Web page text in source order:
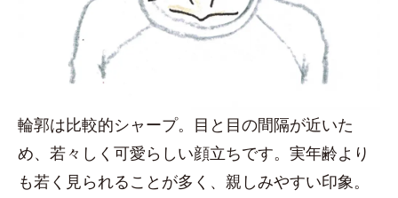
輪郭は比較的シャープ。目と目の間隔が近いた
め、若々しく可愛らしい顔立ちです。実年齢より
も若く見られることが多く、親しみやすい印象。